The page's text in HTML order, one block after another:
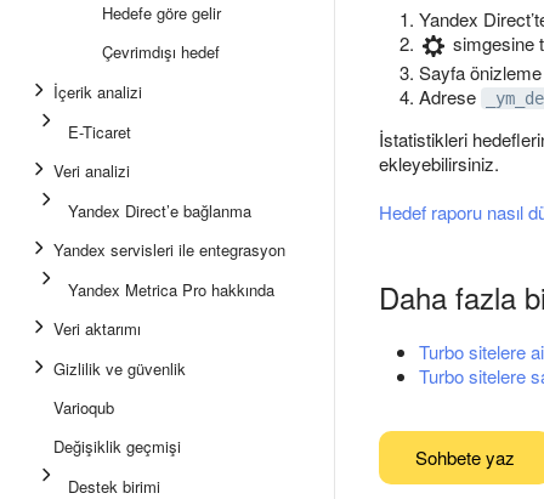
Hedefe göre gelir
Çevrimdışı hedef
İçerik analizi
E-Ticaret
Veri analizi
Yandex Direct’e bağlanma
Yandex servisleri ile entegrasyon
Yandex Metrica Pro hakkında
Veri aktarımı
Gizlilik ve güvenlik
Varioqub
Değişiklik geçmişi
Destek birimi
Yandex
simgesine
Sayfa önizleme
Adrese
İstatistikleri
ekleyebilirsiniz.
Hedef raporu nasıl
Daha fazla
Turbo sitelere
Turbo sitelere
Sohbete yaz